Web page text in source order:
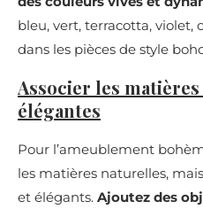
bleu, vert, terracotta, violet,
dans les pièces de style
Associer les
élégantes
Pour l’ameublement
les matières naturelles,
et élégants. Ajoutez des